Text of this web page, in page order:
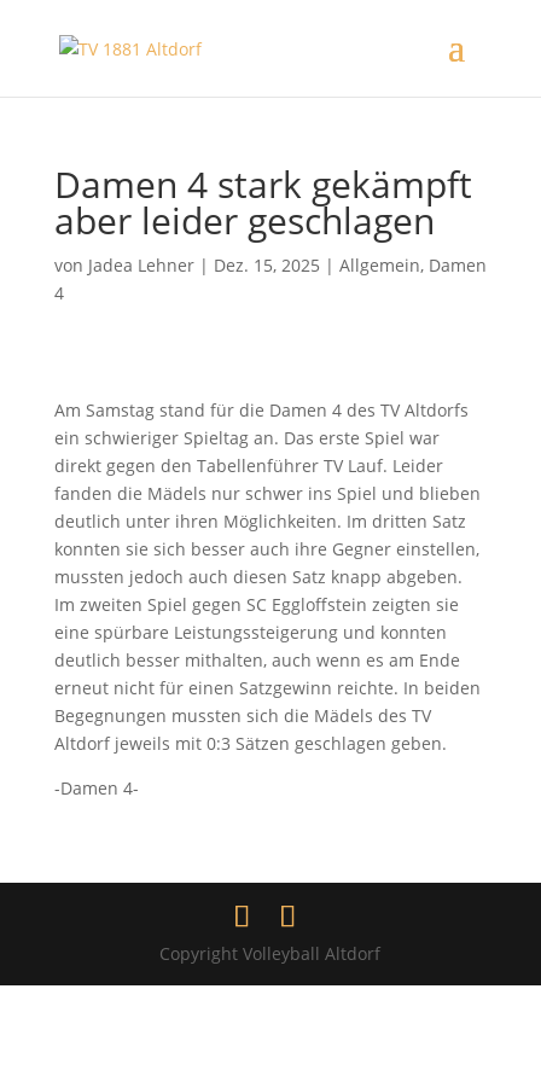
Damen 4 stark gekämpft
aber leider geschlagen
von Jadea Lehner| Dez. 15, 2025 | Allgemein, Damen
4
Am Samstag stand für die Damen 4 des TV Altdorfs
ein schwieriger Spieltag an. Das erste Spiel war
direkt gegen den Tabellenführer TV Lauf. Leider
fanden die Mädels nur schwer ins Spiel und blieben
deutlich unter ihren Möglichkeiten. Im dritten Satz
konnten sie sich besser auch ihre Gegner einstellen,
mussten jedoch auch diesen Satz knapp abgeben.
Im zweiten Spiel gegen SC Eggloffstein zeigten sie
eine spürbare Leistungssteigerung und konnten
deutlich besser mithalten, auch wenn es am Ende
erneut nicht für einen Satzgewinn reichte. In beiden
Begegnungen mussten sich die Mädels des TV
Altdorf jeweils mit 0:3 Sätzen geschlagen geben.
-Damen 4-
Copyright Volleyball Altdorf